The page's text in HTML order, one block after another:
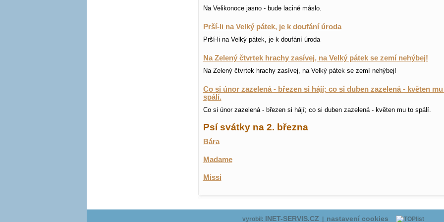
Na Velikonoce jasno - bude laciné máslo.
Prší-li na Velký pátek, je k doufání úroda
Prší-li na Velký pátek, je k doufání úroda
Na Zelený čtvrtek hrachy zasívej, na Velký pátek se zemí nehýbej!
Na Zelený čtvrtek hrachy zasívej, na Velký pátek se zemí nehýbej!
Co si únor zazelená - březen si hájí; co si duben zazelená - květen
spálí.
Co si únor zazelená - březen si hájí; co si duben zazelená - květen mu to spálí.
Psí svátky na 2. března
Bára
Madame
Missi
vyrobil: INET-SERVIS.CZ nastavení cookies